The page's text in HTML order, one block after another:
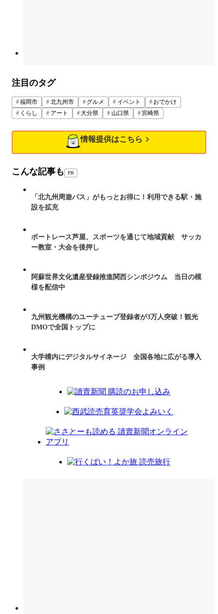
注目のタグ
福岡市 北九州市 グルメ イベント
おでかけ
くらし
アート 大分県 山口県 宮崎県
情報提供はこちら
こんな記事も PR
「北九州周遊パス」がもっとお得に！利用できる駅・施
設を拡充
ボートレース芦屋、スポーツを通じて地域貢献 サッカ
ー教室・大会を後押し
阿蘇世界文化遺産登録推進関西シンポジウム 当日の模
様を配信中
九州観光機構のユーチューブ登録者が3万人突破！観光
DMOで全国トップに
大学構内にデジタルサイネージ 全国各地に広がる導入
事例